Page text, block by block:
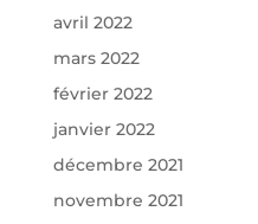
avril 2022
mars 2022
février 2022
janvier 2022
décembre 2021
novembre 2021